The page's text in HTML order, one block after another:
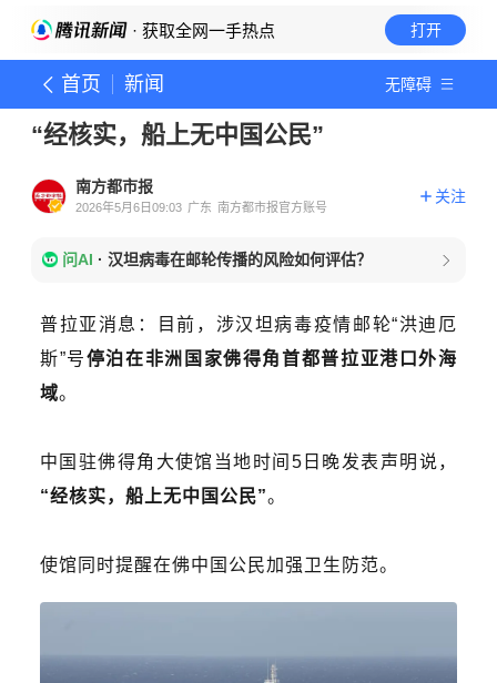
· 获取全网一手热点 打开
首页 新闻 无障碍
“经核实，船上无中国公民”
南方都市报
2026年5月6日09:03 广东 南方都市报官方账号
关注
问AI · 汉坦病毒在邮轮传播的风险如何评估？
普拉亚消息：目前，涉汉坦病毒疫情邮轮“洪迪厄
斯”号停泊在非洲国家佛得角首都普拉亚港口外海
域。
中国驻佛得角大使馆当地时间5日晚发表声明说，
“经核实，船上无中国公民”。
使馆同时提醒在佛中国公民加强卫生防范。